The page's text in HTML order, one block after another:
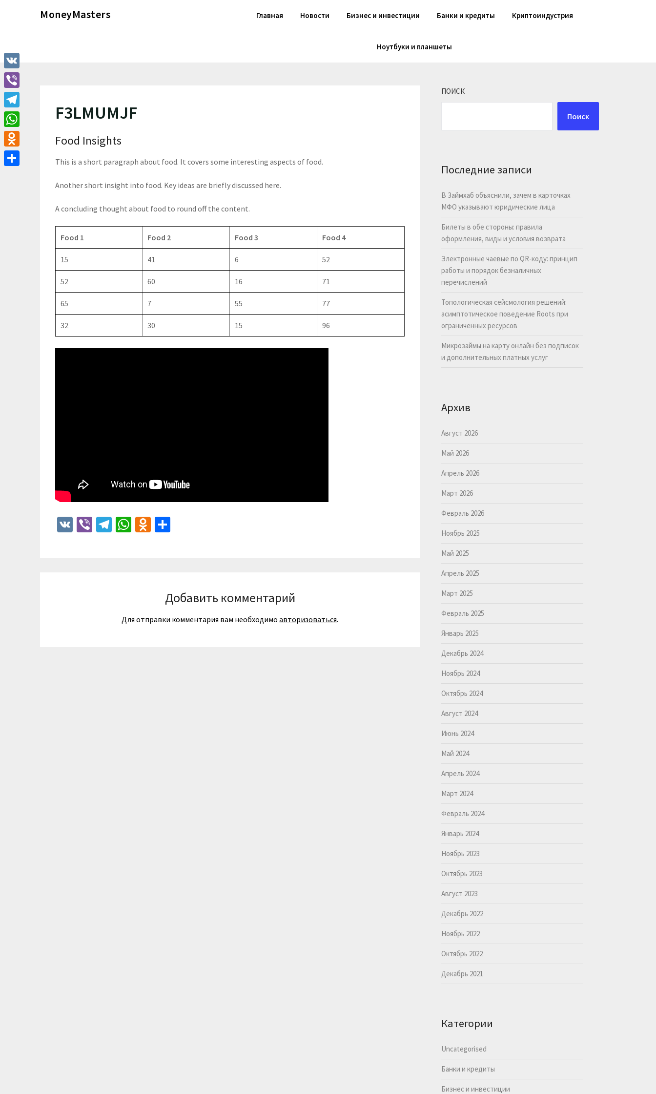
MoneyMasters Главная Новости Бизнес и инвестиции Банки и кредиты Криптоиндустрия
Ноутбуки и планшеты
F3LMUMJF
Food Insights
This is a short paragraph about food. It covers some interesting aspects of food.
Another short insight into food. Key ideas are briefly discussed here.
A concluding thought about food to round off the content.
Food 1 Food 2 Food 3 Food 4
15 41 6 52
52 60 16 71
65 7 55 77
32 30 15 96
VK ViberTelegram
WhatsApp
Odnoklassniki
Добавить комментарий
Для отправки комментария вам необходимоавторизоваться.
ПОИСК
Поиск
Последние записи
В Займхаб объяснили, зачем в карточках
МФО указывают юридические лица
Билеты в обе стороны: правила
оформления, виды и условия возврата
Электронные чаевые по QR-коду: принцип
работы и порядок безналичных
перечислений
Топологическая сейсмология решений:
асимптотическое поведение Roots при
ограниченных ресурсов
Микрозаймы на карту онлайн без подписок
и дополнительных платных услуг
Архив
Август 2026
Май 2026
Апрель 2026
Март 2026
Февраль 2026
Ноябрь 2025
Май 2025
Апрель 2025
Март 2025
Февраль 2025
Январь 2025
Декабрь 2024
Ноябрь 2024
Октябрь 2024
Август 2024
Июнь 2024
Май 2024
Апрель 2024
Март 2024
Февраль 2024
Январь 2024
Ноябрь 2023
Октябрь 2023
Август 2023
Декабрь 2022
Ноябрь 2022
Октябрь 2022
Декабрь 2021
Категории
Uncategorised
Банки и кредиты
Бизнес и инвестиции
VK
Viber
Telegram
WhatsApp
Odnoklassniki